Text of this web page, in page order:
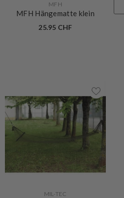
MFH
MFH Hängematte klein
25.95 CHF
VERKÄUFERIN:MIL-TEC